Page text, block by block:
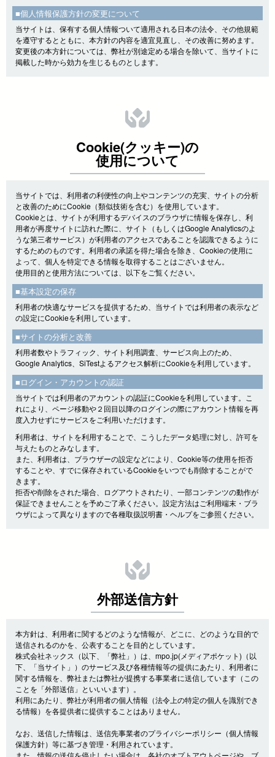
■個人情報保護方針の変更について
当サイトは、保有する個人情報ついて適用される日本の法令、その他規範
を遵守するとともに、本方針の内容を適宜見直し、その改善に努めます。
変更後の本方針については、弊社が別途定める場合を除いて、当サイトに
掲載した時から効力を生じるものとします。
Cookie(クッキー)の
使用について
当サイトでは、利用者の利便性の向上やコンテンツの充実、サイトの分析
と改善のためにCookie（類似技術を含む）を使用しています。
Cookieとは、サイトが利用するデバイスのブラウザに情報を保存し、利
用者が再度サイトに訪れた際に、サイト（もしくはGoogle Analyticsのよ
うな第三者サービス）が利用者のアクセスであることを認識できるように
するためのものです。利用者の承諾を得た場合を除き、Cookieの使用に
よって、個人を特定できる情報を取得することはございません。
使用目的と使用方法については、以下をご覧ください。
■基本設定の保存
利用者の快適なサービスを提供するため、当サイトでは利用者の表示など
の設定にCookieを利用しています。
■サイトの分析と改善
利用者数やトラフィック、サイト利用調査、サービス向上のため、
Google Analytics、SiTestよるアクセス解析にCookieを利用しています。
■ログイン・アカウントの認証
当サイトでは利用者のアカウントの認証にCookieを利用しています。こ
れにより、ページ移動や２回目以降のログインの際にアカウント情報を再
度入力せずにサービスをご利用いただけます。
利用者は、サイトを利用することで、こうしたデータ処理に対し、許可を
与えたものとみなします。
また、利用者は、ブラウザーの設定などにより、Cookie等の使用を拒否
することや、すでに保存されているCookieをいつでも削除することがで
きます。
拒否や削除をされた場合、ログアウトされたり、一部コンテンツの動作が
保証できませんことを予めご了承ください。設定方法はご利用端末・ブラ
ウザによって異なりますので各種取扱説明書・ヘルプをご参照ください。
外部送信方針
本方針は、利用者に関するどのような情報が、どこに、どのような目的で
送信されるのかを、公表することを目的としています。
株式会社ネックス（以下、「弊社」）は、mpo.jp(メディアポケット)（以
下、「当サイト」）のサービス及び各種情報等の提供にあたり、利用者に
関する情報を、弊社または弊社が提携する事業者に送信しています（この
ことを「外部送信」といいいます）。
利用にあたり、弊社が利用者の個人情報（法令上の特定の個人を識別でき
る情報）を各提供者に提供することはありません。
なお、送信した情報は、送信先事業者のプライバシーポリシー（個人情報
保護方針）等に基づき管理・利用されています。
また、情報の送信を停止したい場合は、各社のオプトアウトページや、ブ